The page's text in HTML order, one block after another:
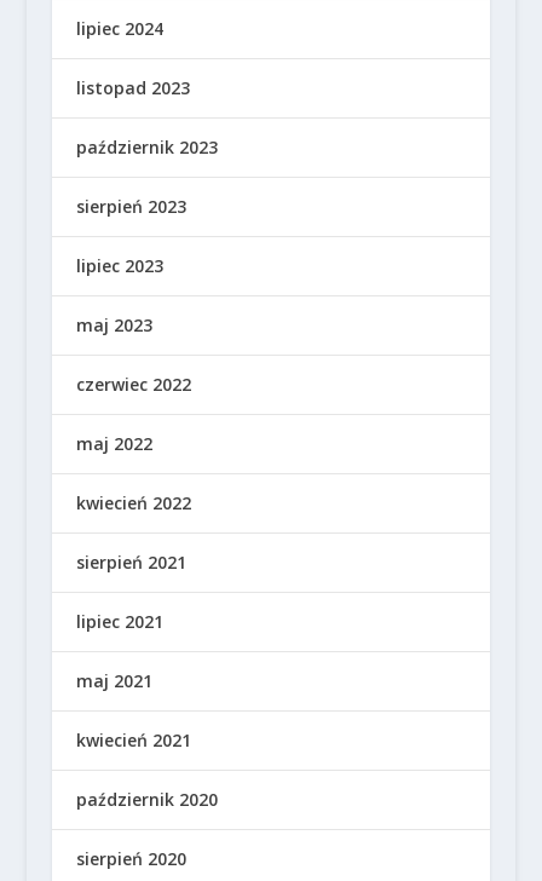
lipiec 2024
listopad 2023
październik 2023
sierpień 2023
lipiec 2023
maj 2023
czerwiec 2022
maj 2022
kwiecień 2022
sierpień 2021
lipiec 2021
maj 2021
kwiecień 2021
październik 2020
sierpień 2020